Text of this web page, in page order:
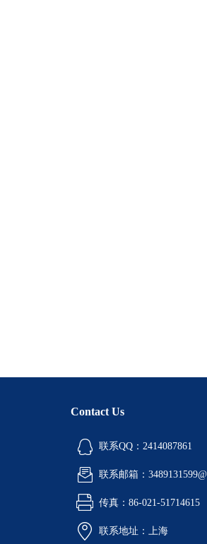
Contact Us
联系QQ：2414087861
联系邮箱：
传真：86-021-51714615
联系地址：上海